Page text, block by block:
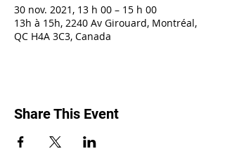
30 nov. 2021, 13 h 00 – 15 h 00
13h à 15h, 2240 Av Girouard, Montréal,
QC H4A 3C3, Canada
Share This Event